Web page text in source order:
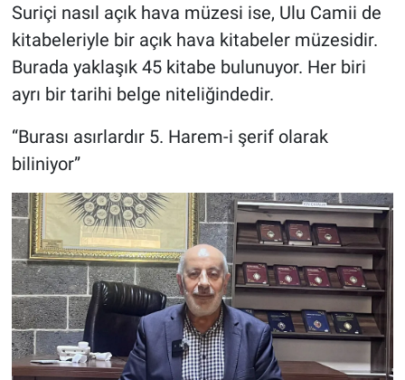
Suriçi nasıl açık hava müzesi ise, Ulu Camii de
kitabeleriyle bir açık hava kitabeler müzesidir.
Burada yaklaşık 45 kitabe bulunuyor. Her biri
ayrı bir tarihi belge niteliğindedir.
“Burası asırlardır 5. Harem-i şerif olarak
biliniyor”